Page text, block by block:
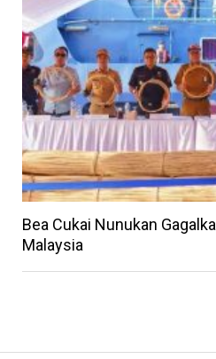
Bea Cukai Nunukan
Malaysia